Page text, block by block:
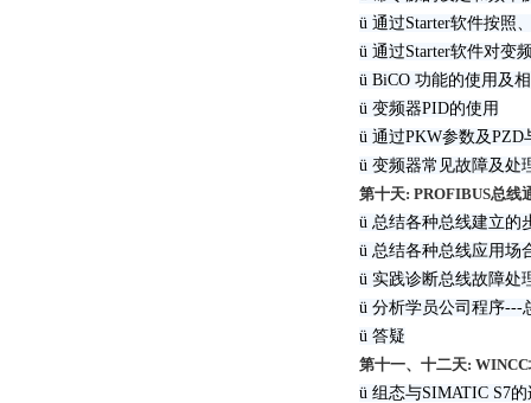
ü 通过Starter软件按照
ü 通过Starter软件对变
ü BiCO 功能的使用及
ü 变频器PID的使用
ü 通过PKW参数及PZD
ü 变频器常见故障及处
第十天: PROFIBUS总线
ü 总结各种总线建立的
ü 总结各种总线应用场
ü 实践诊断总线故障处
ü 分析学员公司程序---
ü 答疑
第十一、十二天:
ü 组态与SIMATIC S7